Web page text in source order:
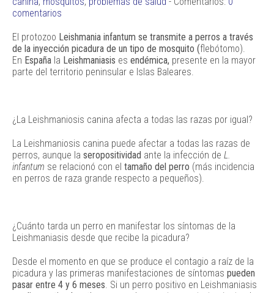
comentarios
El protozoo Leishmania infantum se transmite a perros a través
de la inyección picadura de un tipo de mosquito (flebótomo).
En España la Leishmaniasis es endémica, presente en la mayor
parte del territorio peninsular e Islas Baleares.
¿La Leishmaniosis canina afecta a todas las razas por igual?
La Leishmaniosis canina puede afectar a todas las razas de
perros, aunque la seropositividad ante la infección de L.
infantum se relacionó con el tamaño del perro (más incidencia
en perros de raza grande respecto a pequeños).
¿Cuánto tarda un perro en manifestar los síntomas de la
Leishmaniasis desde que recibe la picadura?
Desde el momento en que se produce el contagio a raíz de la
picadura y las primeras manifestaciones de síntomas pueden
pasar entre 4 y 6 meses. Si un perro positivo en Leishmaniasis